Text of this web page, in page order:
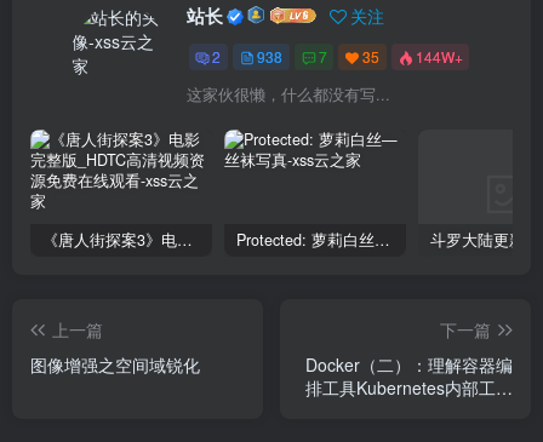
站长 关注
2 938 7 35 144W+
这家伙很懒，什么都没有写...
《唐人街探案3》电影完整版_HDTC高清视频资源免费在线观看 Protected: 萝莉白丝—丝袜写真
上一篇
图像增强之空间域锐化
下一篇
Docker（二）：理解容器编
排工具Kubernetes内部工作